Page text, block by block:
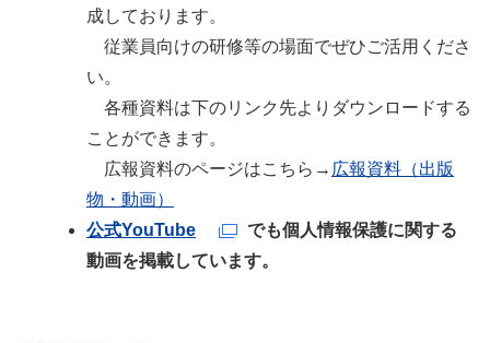
成しております。
従業員向けの研修等の場面でぜひご活用くださ
い。
各種資料は下のリンク先よりダウンロードする
ことができます。
広報資料のページはこちら→ 広報資料（出版
物・動画）
公式YouTube
でも個人情報保護に関する
動画を掲載しています。